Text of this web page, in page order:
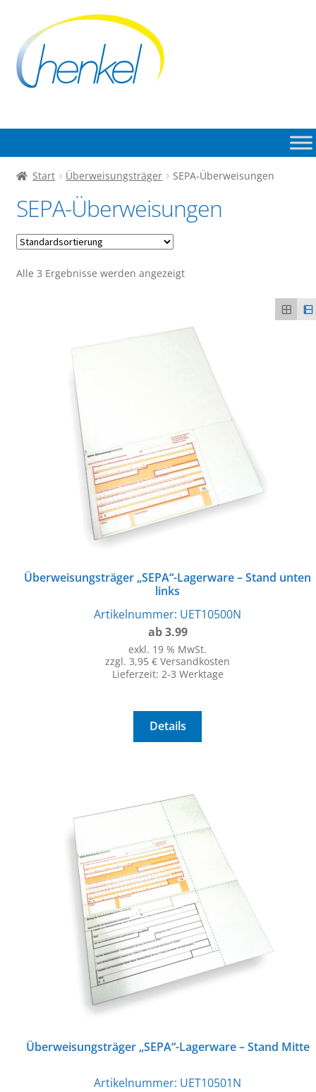
Navigation
springen
Inhalt
springen
Start Überweisungsträger SEPA-Überweisungen
SEPA-Überweisungen
Alle 3 Ergebnisse werden angezeigt
Überweisungsträger „SEPA“-Lagerware – Stand unten
links
Artikelnummer: UET10500N
ab 3.99
exkl. 19 % MwSt.
zzgl. 3,95 € Versandkosten
Lieferzeit: 2-3 Werktage
Details
Überweisungsträger „SEPA“-Lagerware – Stand Mitte
Artikelnummer: UET10501N